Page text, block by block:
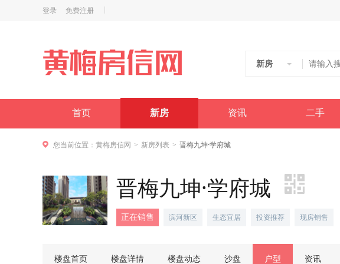
登录 免费注册
新房
首页 新房 资讯 二手
您当前位置： 黄梅房信网 > 新房列表 > 晋梅九坤·学府城
晋梅九坤·学府城
正在销售 滨河新区 生态宜居 投资推荐 现房销售
楼盘首页 楼盘详情 楼盘动态 沙盘 户型 资讯